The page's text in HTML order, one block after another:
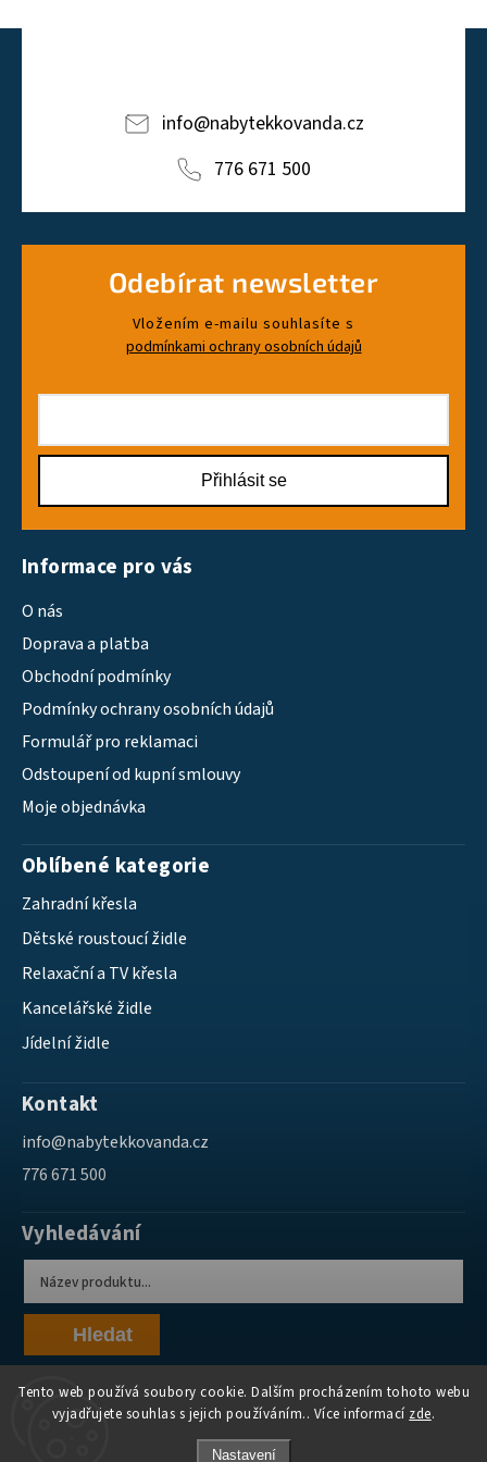
Tento web používá soubory cookie. Dalším procházením tohoto webu
vyjadřujete souhlas s jejich používáním.. Více informací zde.
Nastavení
info@nabytekkovanda.cz
776 671 500
Odebírat newsletter
Vložením e-mailu souhlasíte s
podmínkami ochrany osobních údajů
Přihlásit se
Informace pro vás
O nás
Doprava a platba
Obchodní podmínky
Podmínky ochrany osobních údajů
Formulář pro reklamaci
Odstoupení od kupní smlouvy
Moje objednávka
Oblíbené kategorie
Zahradní křesla
Dětské roustoucí židle
Relaxační a TV křesla
Kancelářské židle
Jídelní židle
Kontakt
info@nabytekkovanda.cz
776 671 500
Vyhledávání
Hledat